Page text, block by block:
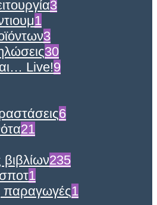
3
1
3
30
Live!9
6
21
235
1
παραγωγές1